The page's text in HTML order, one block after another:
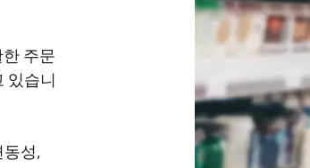
주문
있습니
동성,